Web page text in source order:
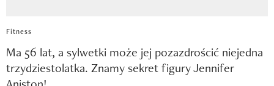
Fitness
Ma 56 lat, a sylwetki może jej pozazdrościć niejedna
trzydziestolatka. Znamy sekret figury Jennifer